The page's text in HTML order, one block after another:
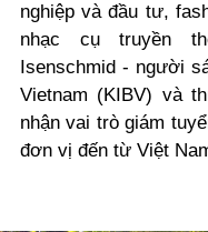
nghiệp và đầu tư,
nhạc cụ truyền
Isenschmid - người
Vietnam (KIBV) và
nhận vai trò giám
đơn vị đến từ Việt